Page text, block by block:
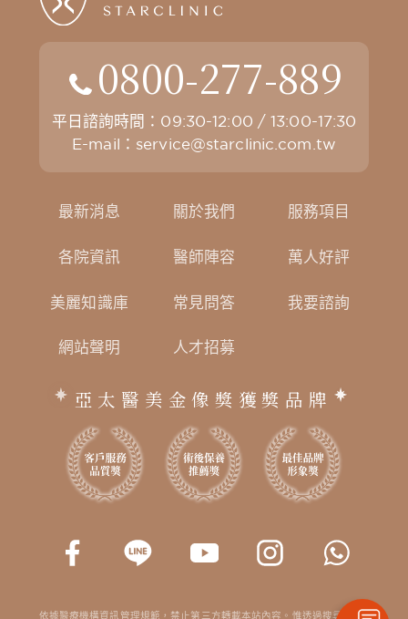
0800-277-889
平日諮詢時間：09:30-12:00 / 13:00-17:30
E-mail： service@starclinic.com.tw
最新消息 關於我們 服務項目
各院資訊 醫師陣容 萬人好評
美麗知識庫 常見問答 我要諮詢
網站聲明 人才招募
亞太醫美金像獎獲獎品牌
依據醫療機構資訊管理規範，禁止第三方轉載本站內容。惟透過搜尋